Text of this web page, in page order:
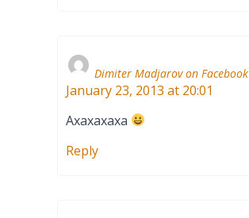
Dimiter Madjarov on Facebook
January 23, 2013 at 20:01
Axaxaxaxa
Reply